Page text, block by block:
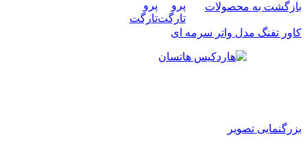
بازگشت به محصولات
کاور تفنگ مدل واتر سرمه ای
بزرگنمایی تصویر